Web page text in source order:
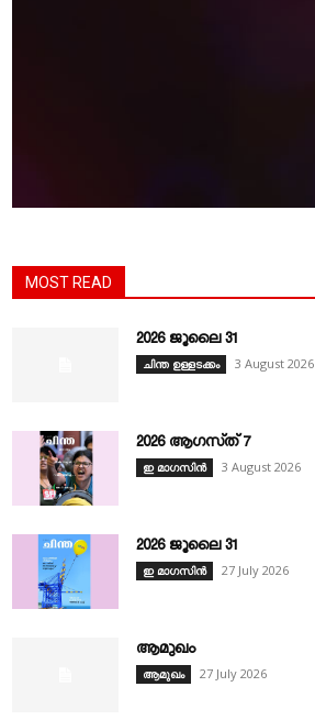
MOST READ
2026 ജൂലൈ 31
ചിന്ത ഉള്ളടക്കം 3 August 2026
2026 ആഗസ്‌ത്‌ 7
ഇ മാഗസിൻ 3 August 2026
2026 ജൂലൈ 31
ഇ മാഗസിൻ 27 July 2026
ആമുഖം
ആമുഖം 27 July 2026